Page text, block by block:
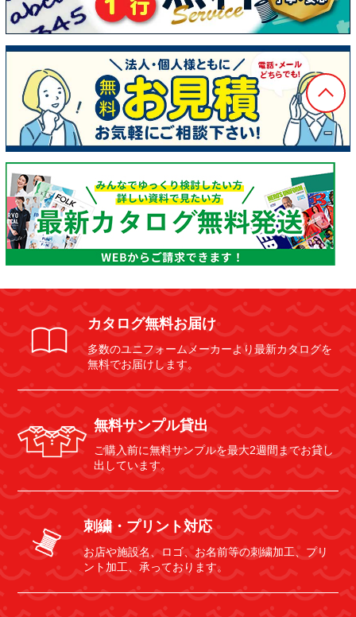
カタログ無料お届け
多数のユニフォームメーカーより最新カタログを
無料でお届けします。
無料サンプル貸出
ご購入前に無料サンプルを最大2週間までお貸し
出しています。
刺繍・プリント対応
お店や施設名、ロゴ、お名前等の刺繍加工、プリ
ント加工、承っております。